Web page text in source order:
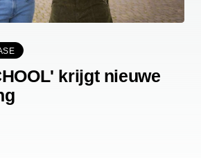
krijgt nieuwe